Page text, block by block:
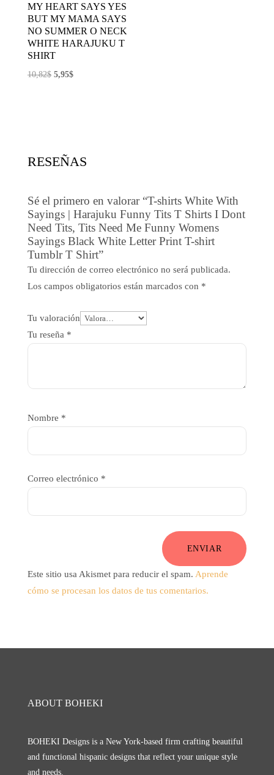
MY HEART SAYS YES
BUT MY MAMA SAYS
NO SUMMER O NECK
WHITE HARAJUKU T
SHIRT
10,82$ El
5,95$El
RESEÑAS
Sé el primero en valorar “T-shirts White With
Sayings | Harajuku Funny Tits T Shirts I Dont
Need Tits, Tits Need Me Funny Womens
Sayings Black White Letter Print T-shirt
Tumblr T Shirt”
Tu dirección de correo electrónico no será publicada.
Los campos obligatorios están marcados con *
Tu valoración
Tu reseña *
Nombre *
Correo electrónico *
ENVIAR
Este sitio usa Akismet para reducir el spam. Aprende
cómo se procesan los datos de tus comentarios.
ABOUT BOHEKI
BOHEKI Designs is a New York-based firm crafting beautiful
and functional hispanic designs that reflect your unique style
and needs.